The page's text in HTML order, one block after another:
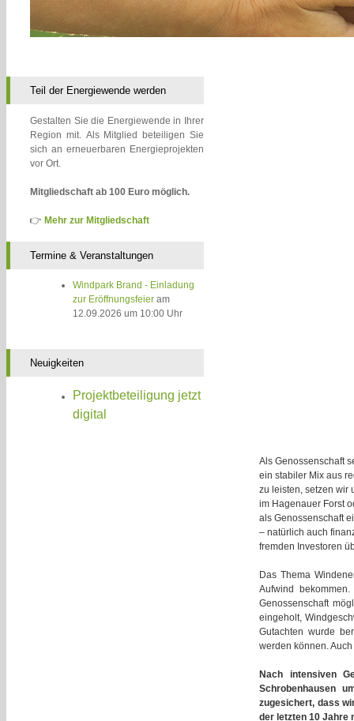
Teil der Energiewende werden
Gestalten Sie die Energiewende in Ihrer
Region mit. Als Mitglied beteiligen Sie
sich an erneuerbaren Energieprojekten
vor Ort.
Mitgliedschaft ab 100 Euro möglich.
👉 Mehr zur Mitgliedschaft
Termine & Veranstaltungen
Windpark Brand - Einladung
zur Eröffnungsfeier am
12.09.2026 um 10:00 Uhr
Neuigkeiten
Projektbeteiligung jetzt
digital
Als Genossenschaft
ein stabiler Mix aus
zu leisten, setzen wir
im Hagenauer Forst
als Genossenschaft
– natürlich auch
fremden Investoren
Das Thema
Aufwind
Genossenschaft
eingeholt,
Gutachten wurde
werden können.
Nach intensiven
Schrobenhausen
zugesichert, dass
der letzten 10 Jahre